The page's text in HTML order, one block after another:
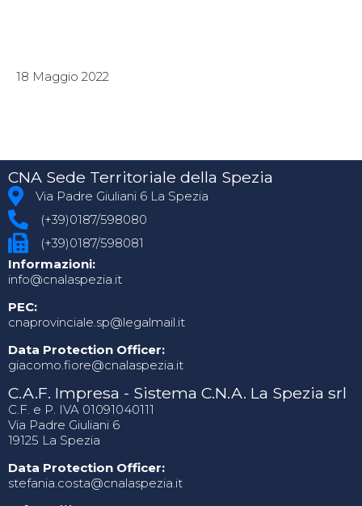
18 Maggio 2022
CNA Sede Territoriale della Spezia
Via Padre Giuliani 6 La Spezia
(+39)0187/598080
(+39)0187/598081
Informazioni:
info@cnalaspezia.it
PEC:
cnaprovinciale.sp@legalmail.it
Data Protection Officer:
giacomo.fiore@cnalaspezia.it
C.A.F. Impresa - Sistema C.N.A. La Spezia srl
C.F. e P. IVA 01091040111
Via Padre Giuliani 6
19125 La Spezia
Data Protection Officer:
stefania.costa@cnalaspezia.it